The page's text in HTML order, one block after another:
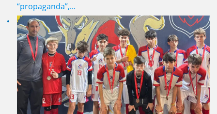
“propaganda”,...